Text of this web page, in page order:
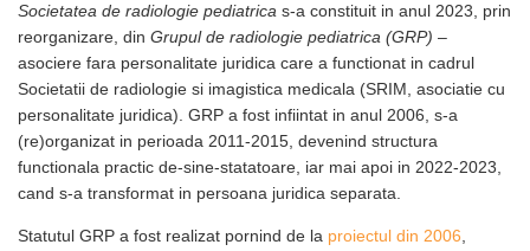
Societatea de radiologie pediatrica s-a constituit in anul 2023, prin
reorganizare, din Grupul de radiologie pediatrica (GRP) –
asociere fara personalitate juridica care a functionat in cadrul
Societatii de radiologie si imagistica medicala (SRIM, asociatie cu
personalitate juridica). GRP a fost infiintat in anul 2006, s-a
(re)organizat in perioada 2011-2015, devenind structura
functionala practic de-sine-statatoare, iar mai apoi in 2022-2023,
cand s-a transformat in persoana juridica separata.
Statutul GRP a fost realizat pornind de la proiectul din 2006